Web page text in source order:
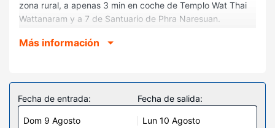
zona rural, a apenas 3 min en coche de Templo Wat Thai
Wattanaram y a 7 de Santuario de Phra Naresuan.
de Mae Sot y a 13,8 km de Kamphaeng Phet Rajabhat
Te sentirás como en tu propia casa en cualquiera de las
112 habitaciones. Mantén el contacto con los tuyos gracias
a la la conexión wifi gratis.
Más información
Fecha de entrada:
Dom 9 Agosto
Fecha de salida:
Lun 10 Agosto